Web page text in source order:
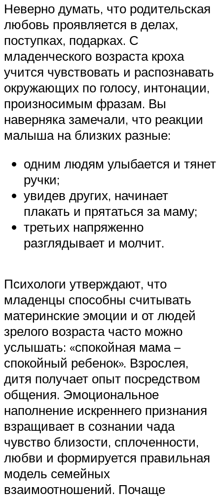
Неверно думать, что родительская
любовь проявляется в делах,
поступках, подарках. С
младенческого возраста кроха
учится чувствовать и распознавать
окружающих по голосу, интонации,
произносимым фразам. Вы
наверняка замечали, что реакции
малыша на близких разные:
одним людям улыбается и тянет
ручки;
увидев других, начинает
плакать и прятаться за маму;
третьих напряженно
разглядывает и молчит.
Психологи утверждают, что
младенцы способны считывать
материнские эмоции и от людей
зрелого возраста часто можно
услышать: «спокойная мама –
спокойный ребенок». Взрослея,
дитя получает опыт посредством
общения. Эмоциональное
наполнение искреннего признания
взращивает в сознании чада
чувство близости, сплоченности,
любви и формируется правильная
модель семейных
взаимоотношений. Почаще